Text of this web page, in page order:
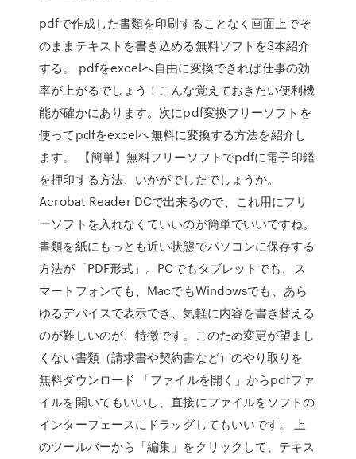
pdfで作成した書類を印刷することなく画面上でそ
のままテキストを書き込める無料ソフトを3本紹介
する。 pdfをexcelへ自由に変換できれば仕事の効
率が上がるでしょう！こんな覚えておきたい便利機
能が確かにあります。次にpdf変換フリーソフトを
使ってpdfをexcelへ無料に変換する方法を紹介し
ます。 【簡単】無料フリーソフトでpdfに電子印鑑
を押印する方法、いかがでしたでしょうか。
Acrobat Reader DCで出来るので、これ用にフリ
ーソフトを入れなくていいのが簡単でいいですね。
書類を紙にもっとも近い状態でパソコンに保存する
方法が「PDF形式」。PCでもタブレットでも、ス
マートフォンでも、MacでもWindowsでも、あら
ゆるデバイスで表示でき、気軽に内容を書き替える
のが難しいのが、特徴です。このため変更が望まし
くない書類（請求書や契約書など）のやり取りを
無料ダウンロード 「ファイルを開く」からpdfファ
イルを開いてもいいし、直接にファイルをソフトの
インターフェースにドラッグしてもいいです。 上
のツールバーから「編集」をクリックして、テキス